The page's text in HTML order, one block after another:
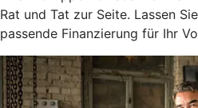
Rat und Tat zur Seite. Lassen
passende Finanzierung für Ihr